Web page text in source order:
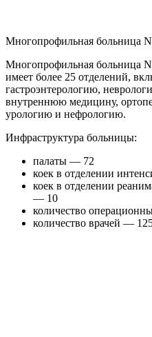
Многопрофильная больница
Многопрофильная больница
имеет более 25 отделений,
гастроэнтерологию,
внутреннюю медицину,
урологию и нефрологию.
Инфраструктура больницы:
палаты — 72
коек в отделении
коек в отделении
— 10
количество
количество врачей —